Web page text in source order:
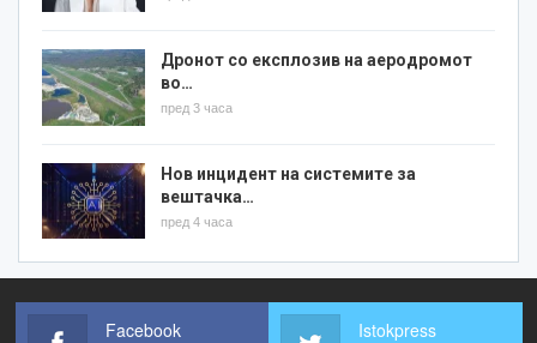
Дронот со експлозив на аеродромот
во…
пред 3 часа
Нов инцидент на системите за
вештачка…
пред 4 часа
Facebook Istokpress